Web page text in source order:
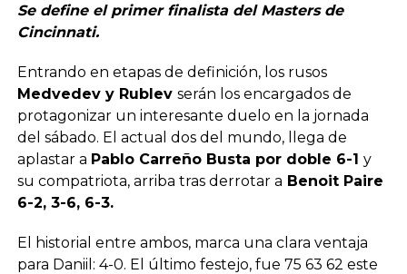
Se define el primer finalista del Masters de
Cincinnati.
Entrando en etapas de definición, los rusos
Medvedev y Rublev serán los encargados de
protagonizar un interesante duelo en la jornada
del sábado. El actual dos del mundo, llega de
aplastar a Pablo Carreño Busta por doble 6-1 y
su compatriota, arriba tras derrotar a Benoit Paire
6-2, 3-6, 6-3.
El historial entre ambos, marca una clara ventaja
para Daniil: 4-0. El último festejo, fue 75 63 62 este